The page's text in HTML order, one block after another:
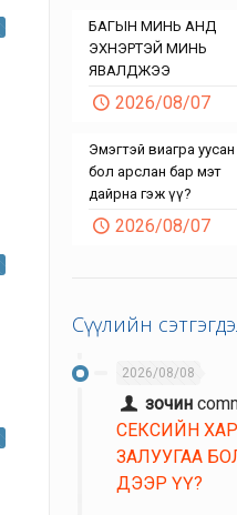
БАГЫН МИНЬ АНД
ЭХНЭРТЭЙ МИНЬ
ЯВАЛДЖЭЭ
2026/08/07
Эмэгтэй виагра уусан
бол арслан бар мэт
дайрна гэж үү?
2026/08/07
Сүүлийн
2026/08/08
зочин
СЕКСИЙН
ЗАЛУУГАА
ДЭЭР ҮҮ?